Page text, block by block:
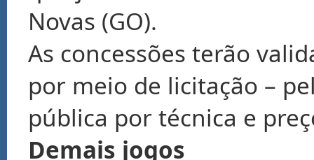
Novas (GO).
As concessões terão
por meio de licitação –
pública por técnica e
Demais jogos